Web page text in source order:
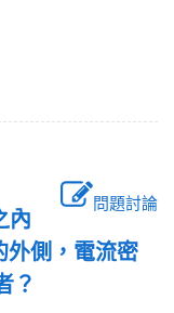
問題討論
內
外側，電流密
？